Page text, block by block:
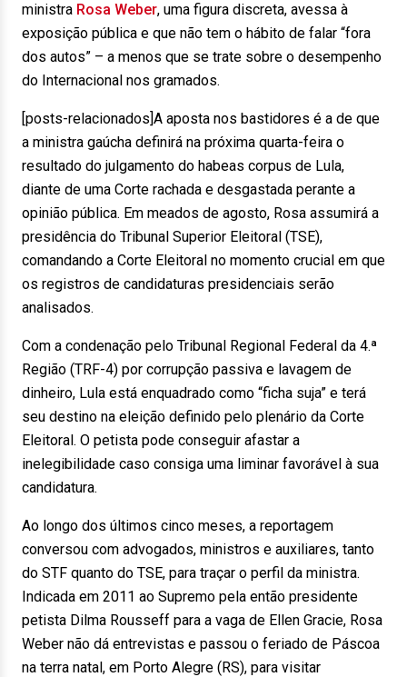
ministra Rosa Weber, uma figura discreta, avessa à
exposição pública e que não tem o hábito de falar “fora
dos autos” – a menos que se trate sobre o desempenho
do Internacional nos gramados.
[posts-relacionados]A aposta nos bastidores é a de que
a ministra gaúcha definirá na próxima quarta-feira o
resultado do julgamento do habeas corpus de Lula,
diante de uma Corte rachada e desgastada perante a
opinião pública. Em meados de agosto, Rosa assumirá a
presidência do Tribunal Superior Eleitoral (TSE),
comandando a Corte Eleitoral no momento crucial em que
os registros de candidaturas presidenciais serão
analisados.
Com a condenação pelo Tribunal Regional Federal da 4.ª
Região (TRF-4) por corrupção passiva e lavagem de
dinheiro, Lula está enquadrado como “ficha suja” e terá
seu destino na eleição definido pelo plenário da Corte
Eleitoral. O petista pode conseguir afastar a
inelegibilidade caso consiga uma liminar favorável à sua
candidatura.
Ao longo dos últimos cinco meses, a reportagem
conversou com advogados, ministros e auxiliares, tanto
do STF quanto do TSE, para traçar o perfil da ministra.
Indicada em 2011 ao Supremo pela então presidente
petista Dilma Rousseff para a vaga de Ellen Gracie, Rosa
Weber não dá entrevistas e passou o feriado de Páscoa
na terra natal, em Porto Alegre (RS), para visitar